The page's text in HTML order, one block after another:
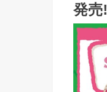
発売!